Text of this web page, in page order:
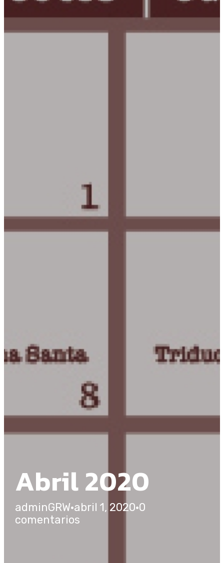
Abril 2020
adminGRW·abril 1, 2020·0
comentarios